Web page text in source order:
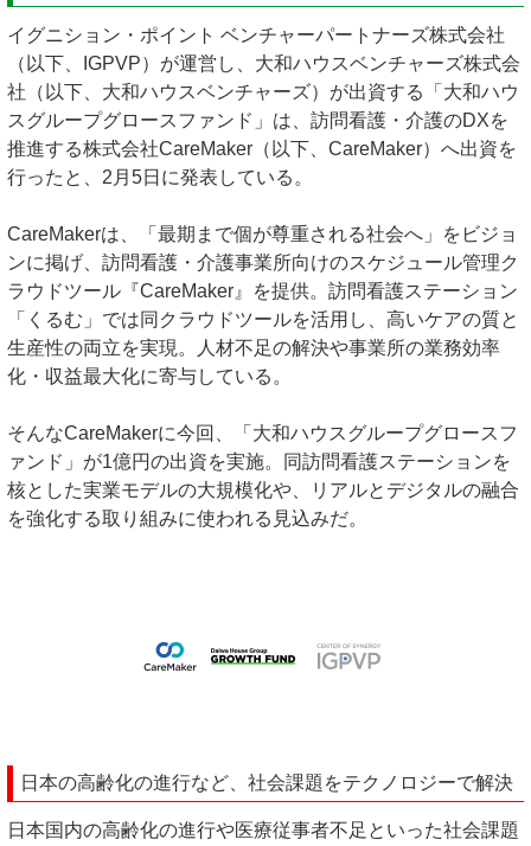
イグニション・ポイント ベンチャーパートナーズ株式会社
（以下、IGPVP）が運営し、大和ハウスベンチャーズ株式会
社（以下、大和ハウスベンチャーズ）が出資する「大和ハウ
スグループグロースファンド」は、訪問看護・介護のDXを
推進する株式会社CareMaker（以下、CareMaker）へ出資を
行ったと、2月5日に発表している。
CareMakerは、「最期まで個が尊重される社会へ」をビジョ
ンに掲げ、訪問看護・介護事業所向けのスケジュール管理ク
ラウドツール『CareMaker』を提供。訪問看護ステーション
「くるむ」では同クラウドツールを活用し、高いケアの質と
生産性の両立を実現。人材不足の解決や事業所の業務効率
化・収益最大化に寄与している。
そんなCareMakerに今回、「大和ハウスグループグロースフ
ァンド」が1億円の出資を実施。同訪問看護ステーションを
核とした実業モデルの大規模化や、リアルとデジタルの融合
を強化する取り組みに使われる見込みだ。
日本の高齢化の進行など、社会課題をテクノロジーで解決
日本国内の高齢化の進行や医療従事者不足といった社会課題